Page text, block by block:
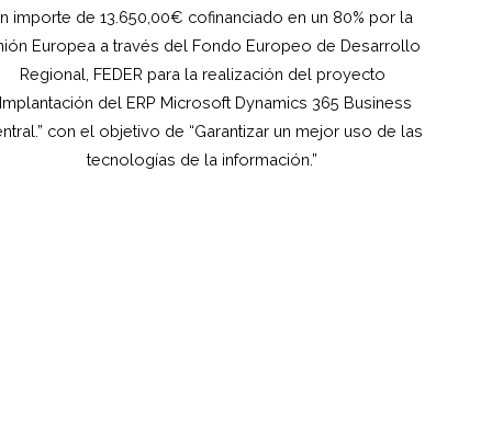
importe de 13.650,00€ cofinanciado en un 80% por la
Europea a través del Fondo Europeo de Desarrollo
Regional, FEDER para la realización del proyecto
del ERP Microsoft Dynamics 365 Business
con el objetivo de “Garantizar un mejor uso de las
tecnologías de la información.”